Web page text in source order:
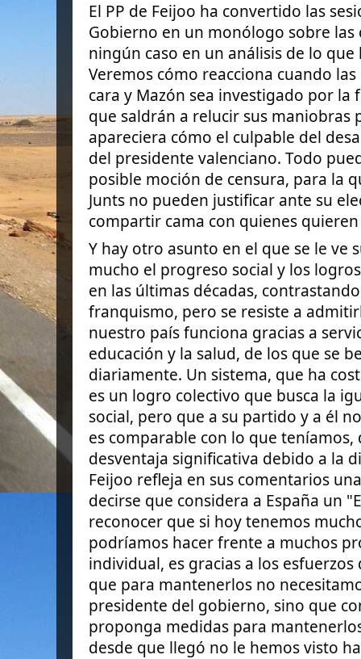
El PP de Feijoo ha convertido las
Gobierno en un monólogo sobre las
ningún caso en un análisis de lo
Veremos cómo reacciona cuando
cara y Mazón sea investigado por la
que saldrán a relucir sus maniobras
apareciera cómo el culpable del
del presidente valenciano. Todo
posible moción de censura, para la
Junts no pueden justificar ante su
compartir cama con quienes
Y hay otro asunto en el que se le ve
mucho el progreso social y los
en las últimas décadas,
franquismo, pero se resiste a
nuestro país funciona gracias a
educación y la salud, de los que se
diariamente. Un sistema, que ha
es un logro colectivo que busca la
social, pero que a su partido y a él
es comparable con lo que
desventaja significativa debido a la
Feijoo refleja en sus comentarios
decirse que considera a España un
reconocer que si hoy tenemos
podríamos hacer frente a muchos
individual, es gracias a los
que para mantenerlos no
presidente del gobierno, sino que
proponga medidas para
desde que llegó no le hemos visto